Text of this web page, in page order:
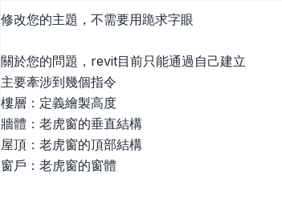
修改您的主題，不需要用跪求字眼
關於您的問題，revit目前只能通過自己建立
主要牽涉到幾個指令
樓層：定義繪製高度
牆體：老虎窗的垂直結構
屋頂：老虎窗的頂部結構
窗戶：老虎窗的窗體